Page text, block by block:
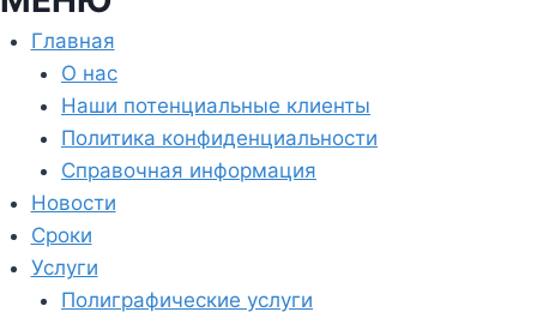
Главная
О нас
Наши потенциальные клиенты
Политика конфиденциальности
Справочная информация
Новости
Сроки
Услуги
Полиграфические услуги